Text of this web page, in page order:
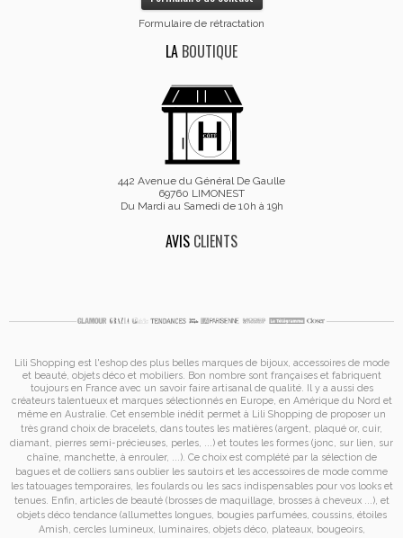
Formulaire de rétractation
LA BOUTIQUE
442 Avenue du Général De Gaulle
69760 LIMONEST
Du Mardi au Samedi de 10h à 19h
AVIS CLIENTS
Lili Shopping est l'eshop des plus belles marques de bijoux, accessoires de mode
et beauté, objets déco et mobiliers. Bon nombre sont françaises et fabriquent
toujours en France avec un savoir faire artisanal de qualité. Il y a aussi des
créateurs talentueux et marques sélectionnés en Europe, en Amérique du Nord et
même en Australie. Cet ensemble inédit permet à Lili Shopping de proposer un
très grand choix de bracelets , dans toutes les matières (argent, plaqué or, cuir,
diamant, pierres semi-précieuses, perles, ...) et toutes les formes (jonc, sur lien, sur
chaîne, manchette, à enrouler, ...). Ce choix est complété par la sélection de
bagues et de colliers sans oublier les sautoirs et les accessoires de mode comme
les tatouages temporaires, les foulards ou les sacs indispensables pour vos looks et
tenues. Enfin, articles de beauté (brosses de maquillage, brosses à cheveux ...), et
objets déco tendance (allumettes longues, bougies parfumées, coussins, étoiles
Amish , cercles lumineux, luminaires, objets déco, plateaux, bougeoirs,